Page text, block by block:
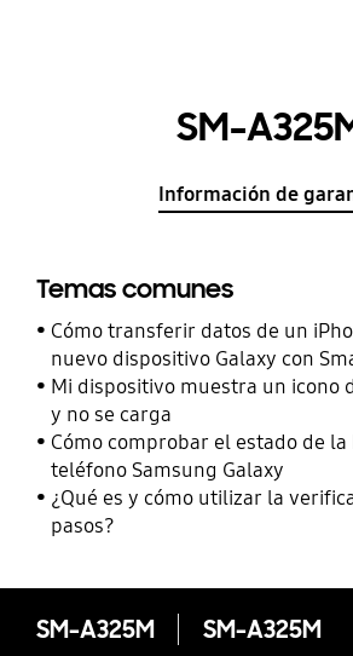
SM-
Información de
Temas comunes
Cómo transferir datos de un
nuevo dispositivo Galaxy con
Mi dispositivo muestra un icono
y no se carga
Cómo comprobar el estado de
teléfono Samsung Galaxy
¿Qué es y cómo utilizar la
pasos?
SM-A325M SM-A325M